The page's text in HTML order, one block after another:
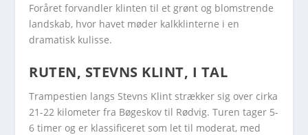
Foråret forvandler klinten til et grønt og blomstrende
landskab, hvor havet møder kalkklinterne i en
dramatisk kulisse.
RUTEN, STEVNS KLINT, I TAL
Trampestien langs Stevns Klint strækker sig over cirka
21-22 kilometer fra Bøgeskov til Rødvig. Turen tager 5-
6 timer og er klassificeret som let til moderat, med